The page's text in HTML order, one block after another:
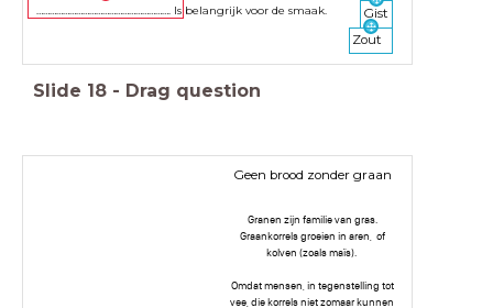
……………………………………………………. Is belangrijk voor de smaak.
Zout
Gist
Slide 18 - Drag question
Geen brood zonder graan
Granen zijn familie van gras.
Graankorrels groeien in aren, of
kolven (zoals maïs).
Omdat mensen, in tegenstelling tot
vee, die korrels niet zomaar kunnen